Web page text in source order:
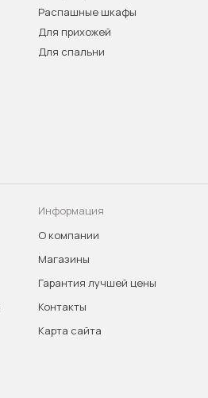
Распашные шкафы
Для прихожей
Для спальни
Информация
О компании
Магазины
Гарантия лучшей цены
Контакты
Карта сайта